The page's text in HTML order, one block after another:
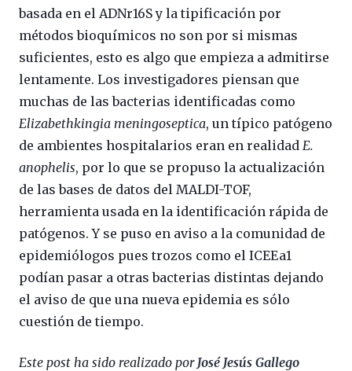
basada en el ADNr16S y la tipificación por
métodos bioquímicos no son por si mismas
suficientes, esto es algo que empieza a admitirse
lentamente. Los investigadores piensan que
muchas de las bacterias identificadas como
Elizabethkingia meningoseptica, un típico patógeno
de ambientes hospitalarios eran en realidad E.
anophelis, por lo que se propuso la actualización
de las bases de datos del MALDI-TOF,
herramienta usada en la identificación rápida de
patógenos. Y se puso en aviso a la comunidad de
epidemiólogos pues trozos como el ICEEa1
podían pasar a otras bacterias distintas dejando
el aviso de que una nueva epidemia es sólo
cuestión de tiempo.
Este post ha sido realizado por José Jesús Gallego